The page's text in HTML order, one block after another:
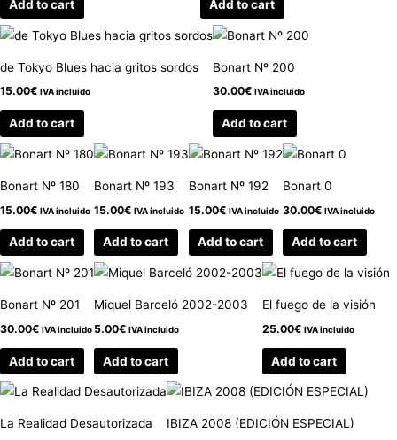
Add to cart Add to cart
de Tokyo Blues hacia gritos sordos
15.00€ IVA incluido
Add to cart
Bonart Nº 200
30.00€ IVA incluido
Add to cart
Bonart Nº 180
15.00€ IVA incluido
Add to cart
Bonart Nº 193
15.00€ IVA incluido
Add to cart
Bonart Nº 192
15.00€ IVA incluido
Add to cart
Bonart 0
30.00€ IVA incluido
Add to cart
Bonart Nº 201
30.00€ IVA incluido
Add to cart
Miquel Barceló 2002-2003
5.00€ IVA incluido
Add to cart
El fuego de la visión
25.00€ IVA incluido
Add to cart
La Realidad Desautorizada IBIZA 2008 (EDICIÓN ESPECIAL)